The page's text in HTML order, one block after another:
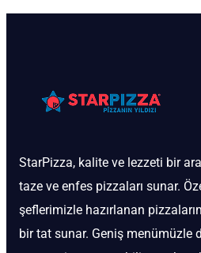
StarPizza, kalite ve lezzeti bir
taze ve enfes pizzaları sunar.
şeflerimizle hazırlanan
bir tat sunar. Geniş menümüzle